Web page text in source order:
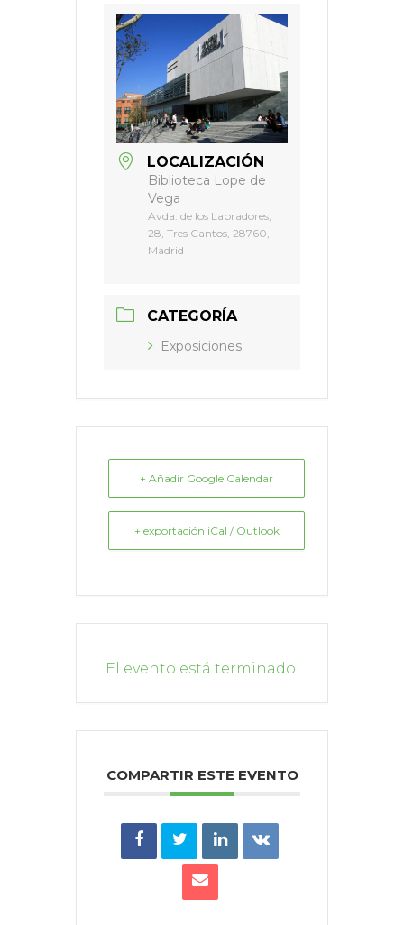
LOCALIZACIÓN
Biblioteca Lope de
Vega
Avda. de los Labradores,
28, Tres Cantos, 28760,
Madrid
CATEGORÍA
Exposiciones
+ Añadir Google Calendar
+ exportación iCal / Outlook
El evento está terminado.
COMPARTIR ESTE EVENTO